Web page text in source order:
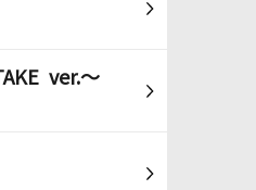
ver.～